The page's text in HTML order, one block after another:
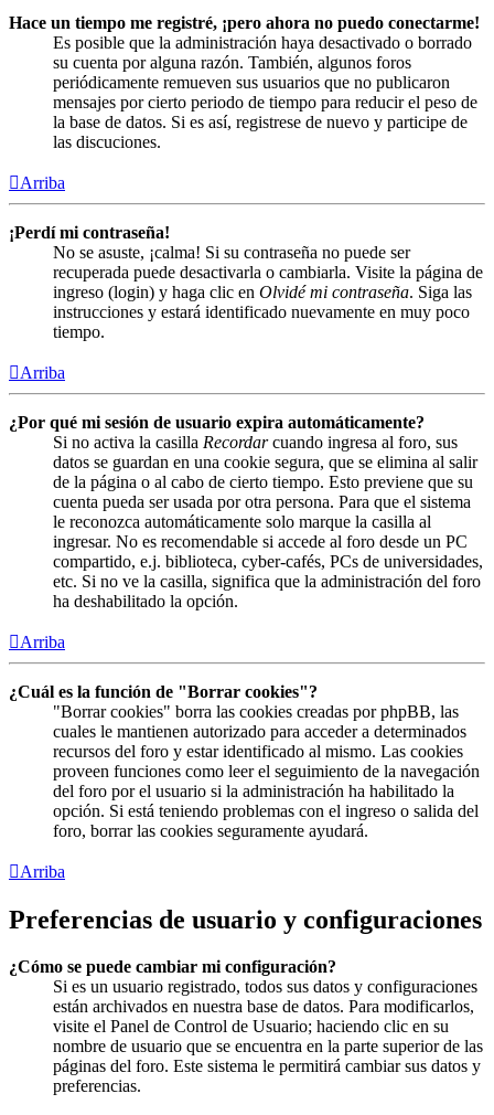
Hace un tiempo me registré, ¡pero ahora no puedo conectarme!
Es posible que la administración haya desactivado o borrado
su cuenta por alguna razón. También, algunos foros
periódicamente remueven sus usuarios que no publicaron
mensajes por cierto periodo de tiempo para reducir el peso de
la base de datos. Si es así, registrese de nuevo y participe de
las discuciones.
Arriba
¡Perdí mi contraseña!
No se asuste, ¡calma! Si su contraseña no puede ser
recuperada puede desactivarla o cambiarla. Visite la página de
ingreso (login) y haga clic en Olvidé mi contraseña. Siga las
instrucciones y estará identificado nuevamente en muy poco
tiempo.
Arriba
¿Por qué mi sesión de usuario expira automáticamente?
Si no activa la casilla Recordarcuando ingresa al foro, sus
datos se guardan en una cookie segura, que se elimina al salir
de la página o al cabo de cierto tiempo. Esto previene que su
cuenta pueda ser usada por otra persona. Para que el sistema
le reconozca automáticamente solo marque la casilla al
ingresar. No es recomendable si accede al foro desde un PC
compartido, e.j. biblioteca, cyber-cafés, PCs de universidades,
etc. Si no ve la casilla, significa que la administración del foro
ha deshabilitado la opción.
Arriba
¿Cuál es la función de "Borrar cookies"?
"Borrar cookies" borra las cookies creadas por phpBB, las
cuales le mantienen autorizado para acceder a determinados
recursos del foro y estar identificado al mismo. Las cookies
proveen funciones como leer el seguimiento de la navegación
del foro por el usuario si la administración ha habilitado la
opción. Si está teniendo problemas con el ingreso o salida del
foro, borrar las cookies seguramente ayudará.
Arriba
Preferencias de usuario y configuraciones
¿Cómo se puede cambiar mi configuración?
Si es un usuario registrado, todos sus datos y configuraciones
están archivados en nuestra base de datos. Para modificarlos,
visite el Panel de Control de Usuario; haciendo clic en su
nombre de usuario que se encuentra en la parte superior de las
páginas del foro. Este sistema le permitirá cambiar sus datos y
preferencias.